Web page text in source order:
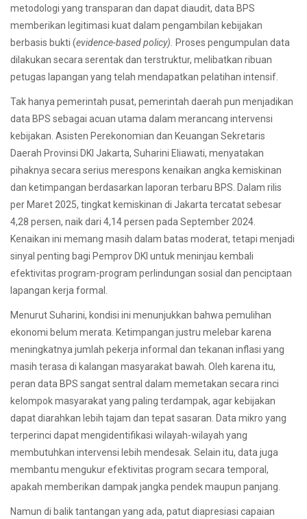
metodologi yang transparan dan dapat diaudit, data BPS
memberikan legitimasi kuat dalam pengambilan kebijakan
berbasis bukti (evidence-based policy). Proses pengumpulan data
dilakukan secara serentak dan terstruktur, melibatkan ribuan
petugas lapangan yang telah mendapatkan pelatihan intensif.
Tak hanya pemerintah pusat, pemerintah daerah pun menjadikan
data BPS sebagai acuan utama dalam merancang intervensi
kebijakan. Asisten Perekonomian dan Keuangan Sekretaris
Daerah Provinsi DKI Jakarta, Suharini Eliawati, menyatakan
pihaknya secara serius merespons kenaikan angka kemiskinan
dan ketimpangan berdasarkan laporan terbaru BPS. Dalam rilis
per Maret 2025, tingkat kemiskinan di Jakarta tercatat sebesar
4,28 persen, naik dari 4,14 persen pada September 2024.
Kenaikan ini memang masih dalam batas moderat, tetapi menjadi
sinyal penting bagi Pemprov DKI untuk meninjau kembali
efektivitas program-program perlindungan sosial dan penciptaan
lapangan kerja formal.
Menurut Suharini, kondisi ini menunjukkan bahwa pemulihan
ekonomi belum merata. Ketimpangan justru melebar karena
meningkatnya jumlah pekerja informal dan tekanan inflasi yang
masih terasa di kalangan masyarakat bawah. Oleh karena itu,
peran data BPS sangat sentral dalam memetakan secara rinci
kelompok masyarakat yang paling terdampak, agar kebijakan
dapat diarahkan lebih tajam dan tepat sasaran. Data mikro yang
terperinci dapat mengidentifikasi wilayah-wilayah yang
membutuhkan intervensi lebih mendesak. Selain itu, data juga
membantu mengukur efektivitas program secara temporal,
apakah memberikan dampak jangka pendek maupun panjang.
Namun di balik tantangan yang ada, patut diapresiasi capaian